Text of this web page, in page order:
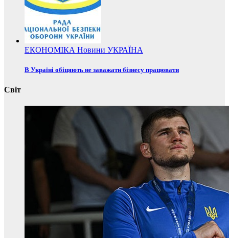
ЕКОНОМІКА Новини УКРАЇНА
В Україні обіцяють не заважати бізнесу працювати
Світ